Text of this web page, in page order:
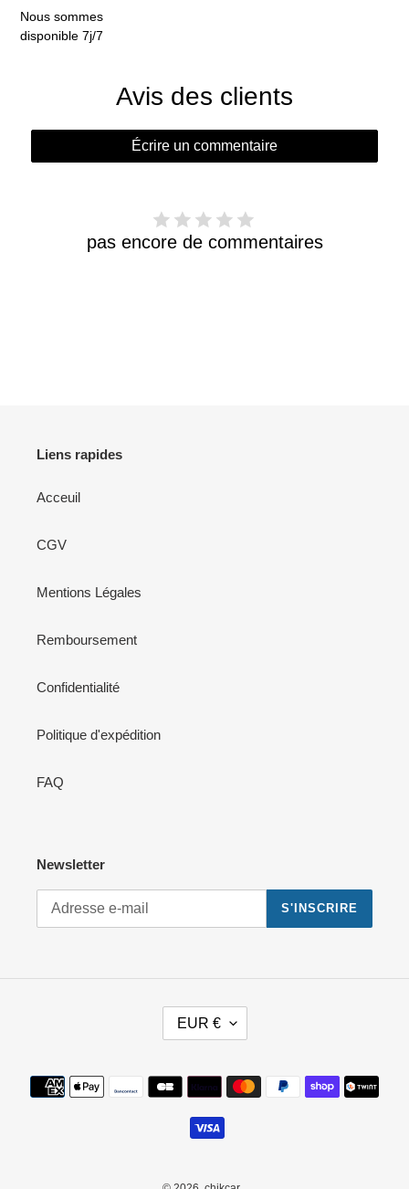
Nous sommes
disponible 7j/7
Avis des clients
Écrire un commentaire
pas encore de commentaires
Liens rapides
Acceuil
CGV
Mentions Légales
Remboursement
Confidentialité
Politique d'expédition
FAQ
Newsletter
S'INSCRIRE
I
S
EUR €
Moyens
de
paiement